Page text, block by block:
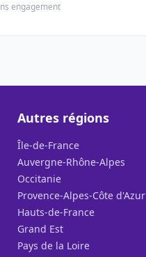
engagement
Autres régions
Île-de-France
Auvergne-Rhône-Alpes
Occitanie
Provence-Alpes-Côte d'Azur
Hauts-de-France
Grand Est
Pays de la Loire